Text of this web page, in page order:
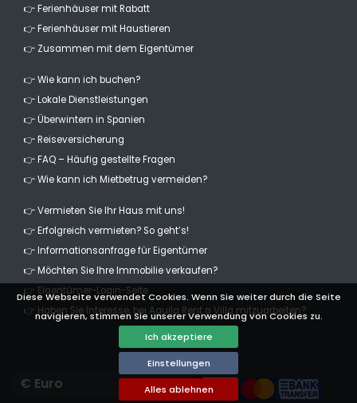
Diese Webseite verwendet Cookies. Wenn Sie weiter durch die Seite
navigieren, stimmen Sie unserer Verwendung von Cookies zu.
Ich akzeptiere
Einstellungen
Alles ablehnen
👉 Ferienhäuser mit Rabatt
👉 Ferienhäuser mit Haustieren
👉 Zusammen mit dem Eigentümer
👉 Wie kann ich buchen?
👉 Lokale Dienstleistungen
👉 Überwintern in Spanien
👉 Reiseversicherung
👉 FAQ – Häufig gestellte Fragen
👉 Wie kann ich Mietbetrug vermeiden?
👉 Vermieten Sie Ihr Haus mit uns!
👉 Erfolgreich vermieten? So geht’s!
👉 Informationsanfrage für Eigentümer
👉 Möchten Sie Ihre Immobilie verkaufen?
👉 Eigentümer-Login-Seite
👉 Haben Sie Interesse, bei Aguila Rent a Villa mitzuarbeiten?
Currencies